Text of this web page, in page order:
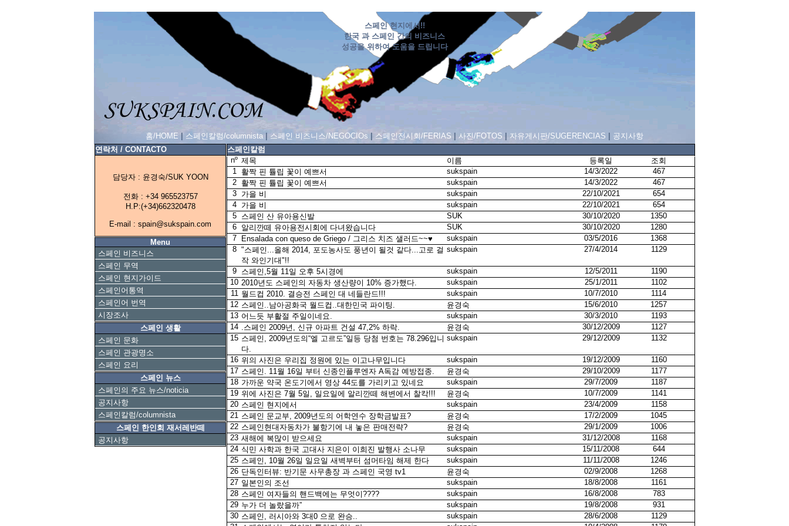
스페인 현지에서!!
한국 과 스페인 간의 비즈니스
성공을 위하여 도움을 드립니다
홈/HOME | 스페인칼럼/columnista 스페인 비즈니스/NEGOCIOs 스페인전시회/FERIAS 사진/FOTOS 자유게시판/SUGERENCIAS
공지사항
연락처 / CONTACTO
담당자 : 윤경숙/SUK YOON
전화 : +34 965523757
H.P:(+34)662320478
E-mail : spain@sukspain.com
Menu
스페인 비즈니스
스페인 무역
스페인 현지가이드
스페인어통역
스페인어 번역
시장조사
스페인 생활
스페인 문화
스페인 관광명소
스페인 요리
스페인 뉴스
스페인의 주요 뉴스/noticia
공지사항
스페인칼럼/columnista
스페인 한인회 재서레반떼
공지사항
스페인칼럼
nº 제목 이름 등록일
조회
1
활짝 핀 튤립 꽃이 예쁘서 sukspain 14/3/2022
467
2
활짝 핀 튤립 꽃이 예쁘서 sukspain 14/3/2022
467
3
가을 비 sukspain 22/10/2021
654
4
가을 비 sukspain 22/10/2021
654
5
스페인 산 유아용신발 SUK 30/10/2020
1350
6
알리깐떼 유아용전시회에 다녀왔습니다 SUK 30/10/2020
1280
7
Ensalada con queso de Griego / 그리스 치즈 샐러드~~♥ sukspain 03/5/2016
1368
8 "스페인...올해 2014, 포도농사도 풍년이 될것 같다...고로 걸
작 와인기대"!!
sukspain 27/4/2014 1129
9 스페인,5월 11일 오후 5시경에 sukspain 12/5/2011
1190
10 2010년도 스페인의 자동차 생산량이 10% 증가했다. sukspain 25/1/2011
1102
11 월드컵 2010. 결승전 스페인 대 네들란드!!! sukspain 10/7/2010
1114
12 스페인..남아공화국 월드컵..대한민국 파이팅. 윤경숙 15/6/2010
1257
13 어느듯 부활절 주일이네요. sukspain 30/3/2010
1193
14 .스페인 2009년, 신규 아파트 건설 47,2% 하락. 윤경숙 30/12/2009
1127
15 스페인, 2009년도의“엘 고르도”일등 당첨 번호는 78.296입니
다.
sukspain 29/12/2009 1132
16 위의 사진은 우리집 정원에 있는 이고나무입니다 sukspain 19/12/2009
1160
17 스페인. 11월 16일 부터 신종인플루엔자 A독감 예방접종. 윤경숙 29/10/2009
1177
18 가까운 약국 온도기에서 영상 44도를 가리키고 있네요 sukspain 29/7/2009
1187
19 위에 사진은 7월 5일, 일요일에 알리깐떼 해변에서 찰칵!!! 윤경숙 10/7/2009
1141
20 스페인 현지에서 sukspain 23/4/2009
1158
21 스페인 문교부, 2009년도의 어학연수 장학금발표? 윤경숙 17/2/2009
1045
22 스페인현대자동차가 불항기에 내 놓은 판매전략? 윤경숙 29/1/2009
1006
23 새해에 복많이 받으세요 sukspain 31/12/2008
1168
24 식민 사학과 한국 고대사 지은이 이희진 발행사 소나무 sukspain 15/11/2008
644
25 스페인, 10월 26일 일요일 새벽부터 섬머타임 해제 한다 sukspain 11/11/2008
1246
26 단독인터뷰: 반기문 사무총장 과 스페인 국영 tv1 윤경숙 02/9/2008
1268
27 일본인의 조선 sukspain 18/8/2008
1161
28 스페인 여자들의 핸드백에는 무엇이???? sukspain 16/8/2008
783
29 누가 더 놀랐을까” sukspain 19/8/2008
931
30 스페인, 러시아와 3대0 으로 완승.. sukspain 28/6/2008
1129